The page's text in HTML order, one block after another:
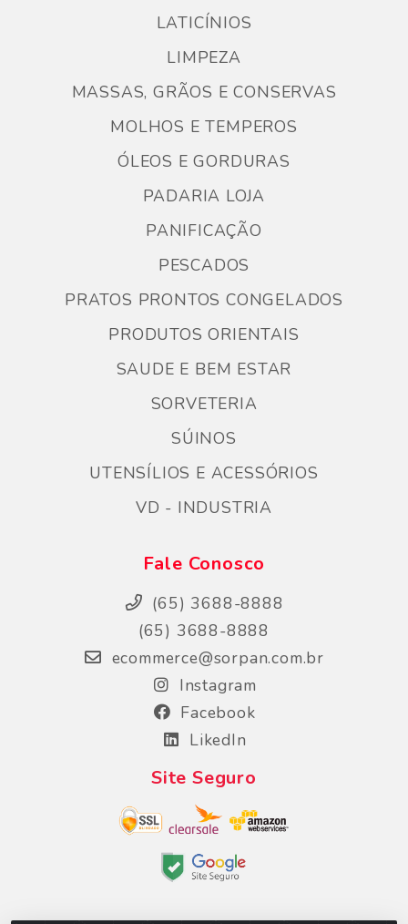
LATICÍNIOS
LIMPEZA
MASSAS, GRÃOS E CONSERVAS
MOLHOS E TEMPEROS
ÓLEOS E GORDURAS
PADARIA LOJA
PANIFICAÇÃO
PESCADOS
PRATOS PRONTOS CONGELADOS
PRODUTOS ORIENTAIS
SAUDE E BEM ESTAR
SORVETERIA
SÚINOS
UTENSÍLIOS E ACESSÓRIOS
VD - INDUSTRIA
Fale Conosco
(65) 3688-8888
(65) 3688-8888
ecommerce@sorpan.com.br
Instagram
Facebook
LikedIn
Site Seguro